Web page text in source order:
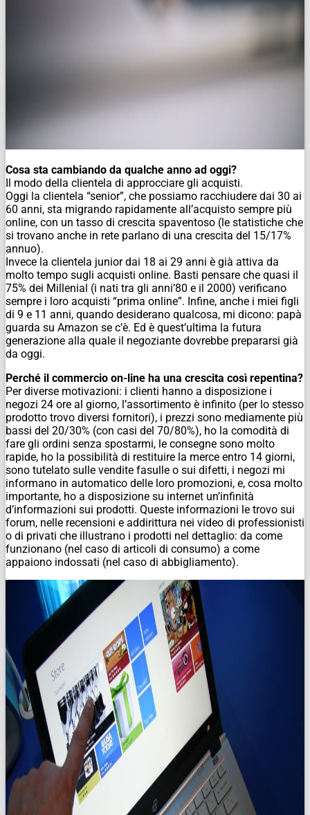
Cosa sta cambiando da qualche anno ad oggi?
Il modo della clientela di approcciare gli acquisti.
Oggi la clientela “senior”, che possiamo racchiudere dai 30 ai
60 anni, sta migrando rapidamente all’acquisto sempre più
online, con un tasso di crescita spaventoso (le statistiche che
si trovano anche in rete parlano di una crescita del 15/17%
annuo).
Invece la clientela junior dai 18 ai 29 anni è già attiva da
molto tempo sugli acquisti online. Basti pensare che quasi il
75% dei Millenial (i nati tra gli anni’80 e il 2000) verificano
sempre i loro acquisti “prima online”. Infine, anche i miei figli
di 9 e 11 anni, quando desiderano qualcosa, mi dicono: papà
guarda su Amazon se c’è. Ed è quest’ultima la futura
generazione alla quale il negoziante dovrebbe prepararsi già
da oggi.
Perché il commercio on-line ha una crescita così repentina?
Per diverse motivazioni: i clienti hanno a disposizione i
negozi 24 ore al giorno, l’assortimento è infinito (per lo stesso
prodotto trovo diversi fornitori), i prezzi sono mediamente più
bassi del 20/30% (con casi del 70/80%), ho la comodità di
fare gli ordini senza spostarmi, le consegne sono molto
rapide, ho la possibilità di restituire la merce entro 14 giorni,
sono tutelato sulle vendite fasulle o sui difetti, i negozi mi
informano in automatico delle loro promozioni, e, cosa molto
importante, ho a disposizione su internet un’infinità
d’informazioni sui prodotti. Queste informazioni le trovo sui
forum, nelle recensioni e addirittura nei video di professionisti
o di privati che illustrano i prodotti nel dettaglio: da come
funzionano (nel caso di articoli di consumo) a come
appaiono indossati (nel caso di abbigliamento).